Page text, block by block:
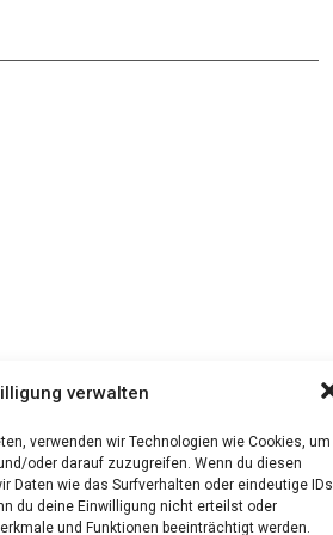
verwalten
verwenden wir Technologien wie Cookies, um
oder darauf zuzugreifen. Wenn du diesen
Daten wie das Surfverhalten oder eindeutige IDs
du deine Einwilligung nicht erteilst oder
und Funktionen beeinträchtigt werden.